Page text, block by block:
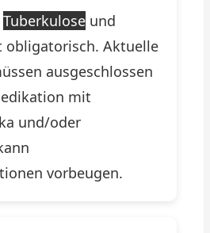
Tuberkulose und
obligatorisch. Aktuelle
ausgeschlossen
mit
und/oder
vorbeugen.